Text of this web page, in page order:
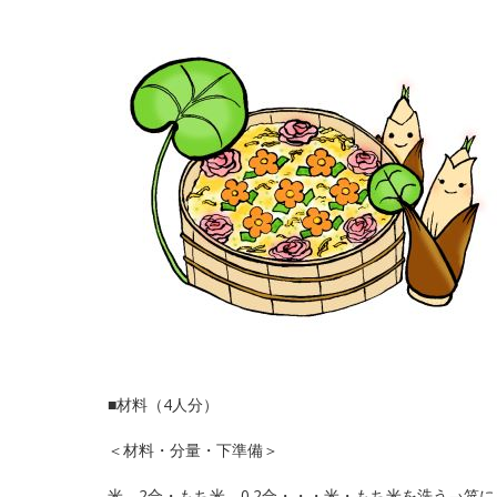
■材料（4人分）
＜材料・分量・下準備＞